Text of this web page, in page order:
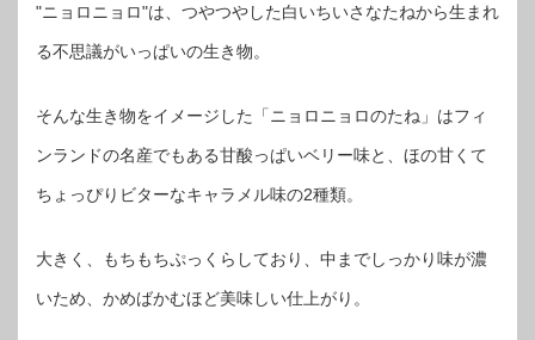
"ニョロニョロ"は、つやつやした白いちいさなたねから生まれ
る不思議がいっぱいの生き物。
そんな生き物をイメージした「ニョロニョロのたね」はフィ
ンランドの名産でもある甘酸っぱいベリー味と、ほの甘くて
ちょっぴりビターなキャラメル味の2種類。
大きく、もちもちぷっくらしており、中までしっかり味が濃
いため、かめばかむほど美味しい仕上がり。